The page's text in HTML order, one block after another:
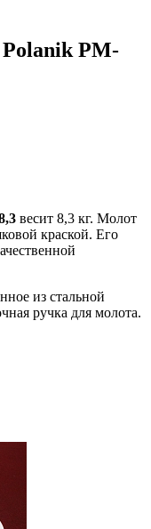
PM-
весит 8,3 кг. Молот
краской. Его
из стальной
ручка для молота.